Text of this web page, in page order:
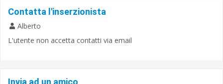
Contatta l'inserzionista
Alberto
L'utente non accetta contatti via email
Invia ad un amico